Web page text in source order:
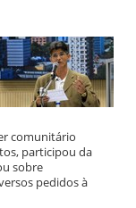
comunitário
participou da
sobre
pedidos à